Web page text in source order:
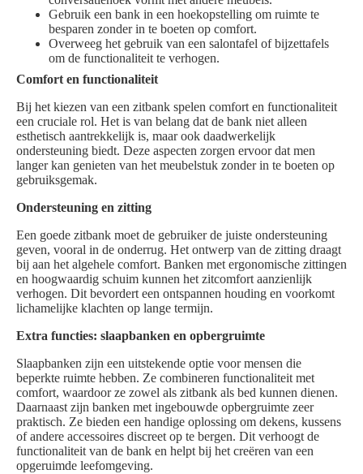
Gebruik een bank in een hoekopstelling om ruimte te
besparen zonder in te boeten op comfort.
Overweeg het gebruik van een salontafel of bijzettafels
om de functionaliteit te verhogen.
Comfort en functionaliteit
Bij het kiezen van een zitbank spelen comfort en functionaliteit
een cruciale rol. Het is van belang dat de bank niet alleen
esthetisch aantrekkelijk is, maar ook daadwerkelijk
ondersteuning biedt. Deze aspecten zorgen ervoor dat men
langer kan genieten van het meubelstuk zonder in te boeten op
gebruiksgemak.
Ondersteuning en zitting
Een goede zitbank moet de gebruiker de juiste ondersteuning
geven, vooral in de onderrug. Het ontwerp van de zitting draagt
bij aan het algehele comfort. Banken met ergonomische zittingen
en hoogwaardig schuim kunnen het zitcomfort aanzienlijk
verhogen. Dit bevordert een ontspannen houding en voorkomt
lichamelijke klachten op lange termijn.
Extra functies: slaapbanken en opbergruimte
Slaapbanken zijn een uitstekende optie voor mensen die
beperkte ruimte hebben. Ze combineren functionaliteit met
comfort, waardoor ze zowel als zitbank als bed kunnen dienen.
Daarnaast zijn banken met ingebouwde opbergruimte zeer
praktisch. Ze bieden een handige oplossing om dekens, kussens
of andere accessoires discreet op te bergen. Dit verhoogt de
functionaliteit van de bank en helpt bij het creëren van een
opgeruimde leefomgeving.